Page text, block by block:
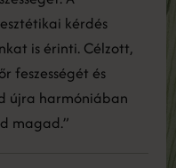
kérdés
is érinti. Célzott,
feszességét és
újra harmóniában
magad.”